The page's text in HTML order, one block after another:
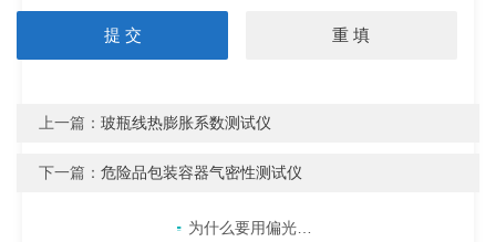
上一篇：玻瓶线热膨胀系数测试仪
下一篇：危险品包装容器气密性测试仪
相关文章 为什么要用偏光应力仪检查玻璃制品的应力？